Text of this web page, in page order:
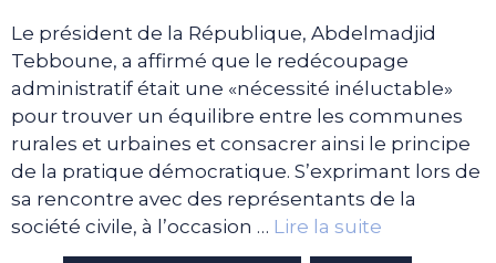
Le président de la République, Abdelmadjid
Tebboune, a affirmé que le redécoupage
administratif était une «nécessité inéluctable»
pour trouver un équilibre entre les communes
rurales et urbaines et consacrer ainsi le principe
de la pratique démocratique. S’exprimant lors de
sa rencontre avec des représentants de la
société civile, à l’occasion … Lire la suite